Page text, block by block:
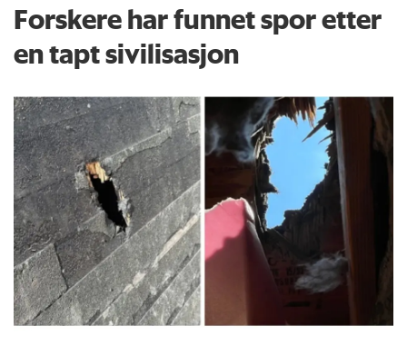
Forskere har funnet spor etter
en tapt sivilisasjon